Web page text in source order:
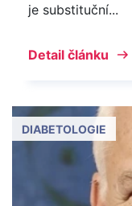
je substituční...
Detail článku
DIABETOLOGIE